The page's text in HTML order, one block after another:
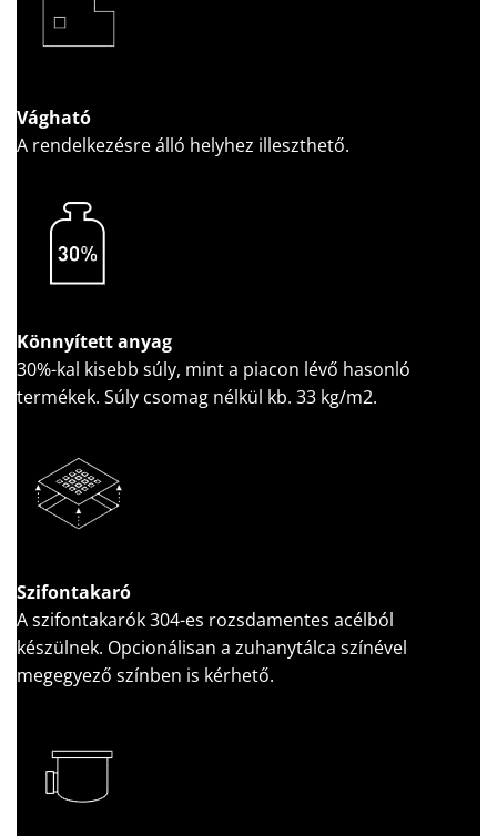
Vágható
A rendelkezésre álló helyhez illeszthető.
Könnyített anyag
30%-kal kisebb súly, mint a piacon lévő hasonló
termékek. Súly csomag nélkül kb. 33 kg/m2.
Szifontakaró
A szifontakarók 304-es rozsdamentes acélból
készülnek. Opcionálisan a zuhanytálca színével
megegyező színben is kérhető.